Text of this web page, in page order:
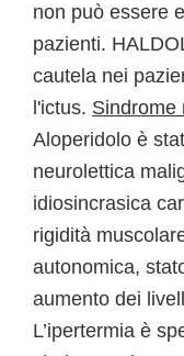
non può essere
pazienti.
cautela nei
l'ictus. Sindrome
Aloperidolo è
neurolettica
idiosincrasica
rigidità
autonomica,
aumento dei
L’ipertermia è